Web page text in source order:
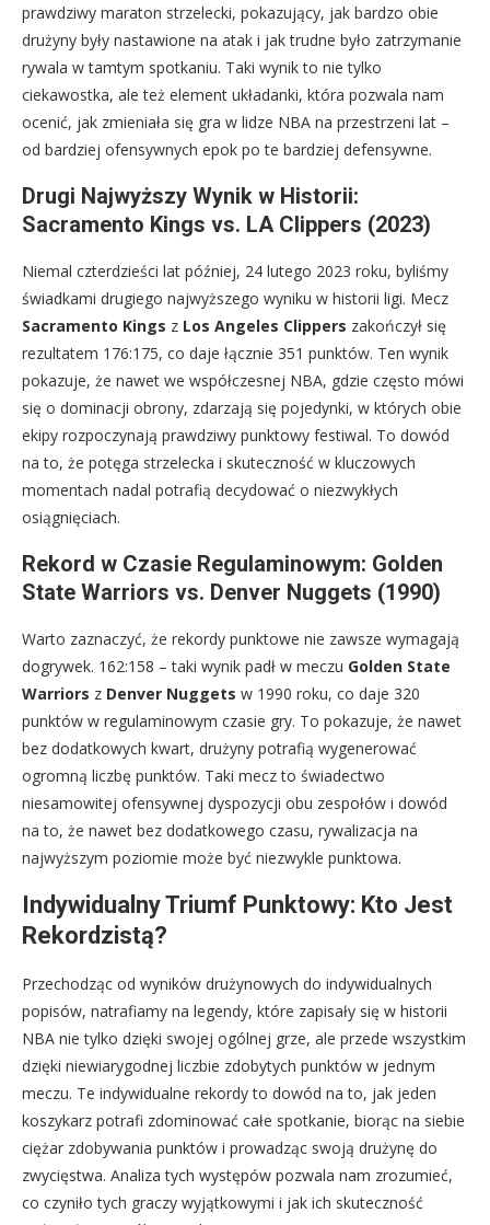
prawdziwy maraton strzelecki, pokazujący, jak bardzo obie
drużyny były nastawione na atak i jak trudne było zatrzymanie
rywala w tamtym spotkaniu. Taki wynik to nie tylko
ciekawostka, ale też element układanki, która pozwala nam
ocenić, jak zmieniała się gra w lidze NBA na przestrzeni lat –
od bardziej ofensywnych epok po te bardziej defensywne.
Drugi Najwyższy Wynik w Historii:
Sacramento Kings vs. LA Clippers (2023)
Niemal czterdzieści lat później, 24 lutego 2023 roku, byliśmy
świadkami drugiego najwyższego wyniku w historii ligi. Mecz
Sacramento Kings z Los Angeles Clippers zakończył się
rezultatem 176:175, co daje łącznie 351 punktów. Ten wynik
pokazuje, że nawet we współczesnej NBA, gdzie często mówi
się o dominacji obrony, zdarzają się pojedynki, w których obie
ekipy rozpoczynają prawdziwy punktowy festiwal. To dowód
na to, że potęga strzelecka i skuteczność w kluczowych
momentach nadal potrafią decydować o niezwykłych
osiągnięciach.
Rekord w Czasie Regulaminowym: Golden
State Warriors vs. Denver Nuggets (1990)
Warto zaznaczyć, że rekordy punktowe nie zawsze wymagają
dogrywek. 162:158 – taki wynik padł w meczu Golden State
Warriors z Denver Nuggets w 1990 roku, co daje 320
punktów w regulaminowym czasie gry. To pokazuje, że nawet
bez dodatkowych kwart, drużyny potrafią wygenerować
ogromną liczbę punktów. Taki mecz to świadectwo
niesamowitej ofensywnej dyspozycji obu zespołów i dowód
na to, że nawet bez dodatkowego czasu, rywalizacja na
najwyższym poziomie może być niezwykle punktowa.
Indywidualny Triumf Punktowy: Kto Jest
Rekordzistą?
Przechodząc od wyników drużynowych do indywidualnych
popisów, natrafiamy na legendy, które zapisały się w historii
NBA nie tylko dzięki swojej ogólnej grze, ale przede wszystkim
dzięki niewiarygodnej liczbie zdobytych punktów w jednym
meczu. Te indywidualne rekordy to dowód na to, jak jeden
koszykarz potrafi zdominować całe spotkanie, biorąc na siebie
ciężar zdobywania punktów i prowadząc swoją drużynę do
zwycięstwa. Analiza tych występów pozwala nam zrozumieć,
co czyniło tych graczy wyjątkowymi i jak ich skuteczność